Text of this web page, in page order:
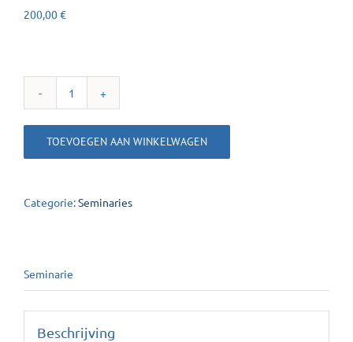
200,00€
GDPR
>
TOEVOEGEN AAN WINKELWAGEN
Categorie:Seminaries
Seminarie
Beschrijving